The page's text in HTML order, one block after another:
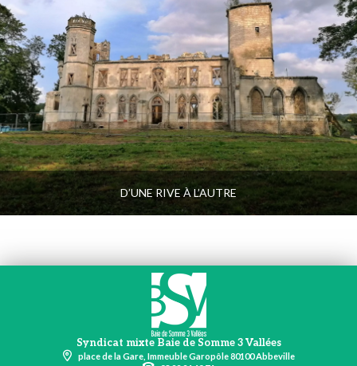
D’UNE RIVE À L’AUTRE
Syndicat mixte Baie de Somme 3 Vallées
place de la Gare, Immeuble Garopôle 80100 Abbeville